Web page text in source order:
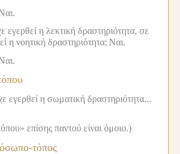
εγερθεί η λεκτική δραστηριότητα, σε
η νοητική δραστηριότητα; Ναι.
εγερθεί η σωματική δραστηριότητα...
επίσης παντού είναι όμοιο.)
τόπος